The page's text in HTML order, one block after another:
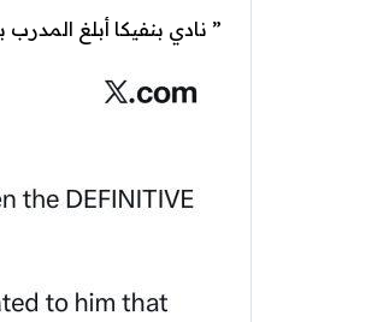
” نادي بنفيكا أبلغ